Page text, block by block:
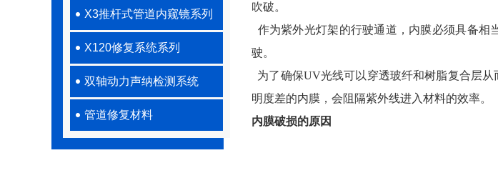
X3推杆式管道内窥镜系列
X120修复系统系列
双轴动力声纳检测系统
管道修复材料
吹破。
作为紫外光灯架的行驶通道，内膜必须具备相
驶。
为了确保UV光线可以穿透玻纤和树脂复合层
明度差的内膜，会阻隔紫外线进入材料的效率。
内膜破损的原因